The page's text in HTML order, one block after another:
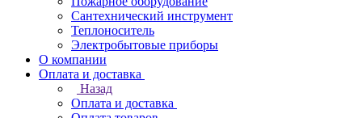
Сантехнический инструмент
Теплоноситель
Электробытовые приборы
О компании
Оплата и доставка
Назад
Оплата и доставка